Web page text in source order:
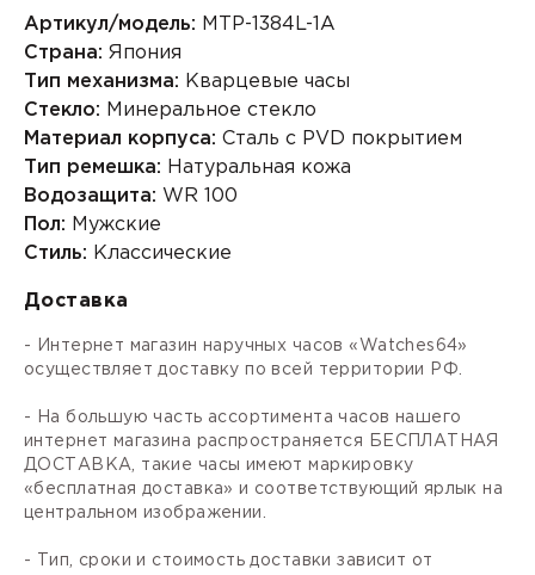
Артикул/модель: MTP-1384L-1A
Страна: Япония
Тип механизма: Кварцевые часы
Стекло: Минеральное стекло
Материал корпуса: Сталь с PVD покрытием
Тип ремешка: Натуральная кожа
Водозащита: WR 100
Пол: Мужские
Стиль: Классические
Доставка
- Интернет магазин наручных часов «Watches64»
осуществляет доставку по всей территории РФ.
- На большую часть ассортимента часов нашего
интернет магазина распространяется БЕСПЛАТНАЯ
ДОСТАВКА, такие часы имеют маркировку
«бесплатная доставка» и соответствующий ярлык на
центральном изображении.
- Тип, сроки и стоимость доставки зависит от